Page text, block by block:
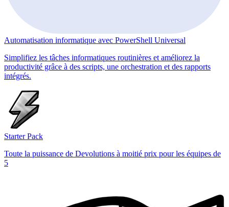
Automatisation informatique avec PowerShell Universal
Simplifiez les tâches informatiques routinières et améliorez la
productivité grâce à des scripts, une orchestration et des rapports
intégrés.
Starter Pack
Toute la puissance de Devolutions à moitié prix pour les équipes de
5